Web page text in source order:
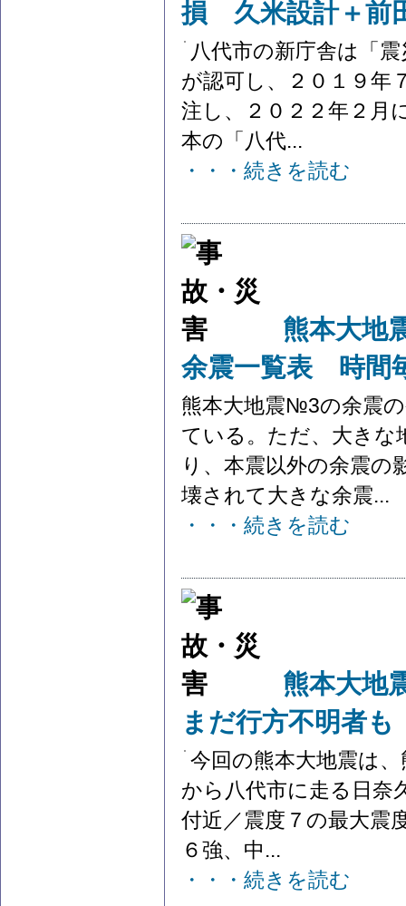
損 久米設計＋前
八代市の新庁舎は「
が認可し、２０１９年
注し、２０２２年２月
本の「八代...
・・・続きを読む
熊本大地
余震一覧表 時間
熊本大地震№3の余震
ている。ただ、大きな
り、本震以外の余震の
壊されて大きな余震...
・・・続きを読む
熊本大
まだ行方不明者も
今回の熊本大地震は
から八代市に走る日奈
付近／震度７の最大震
６強、中...
・・・続きを読む